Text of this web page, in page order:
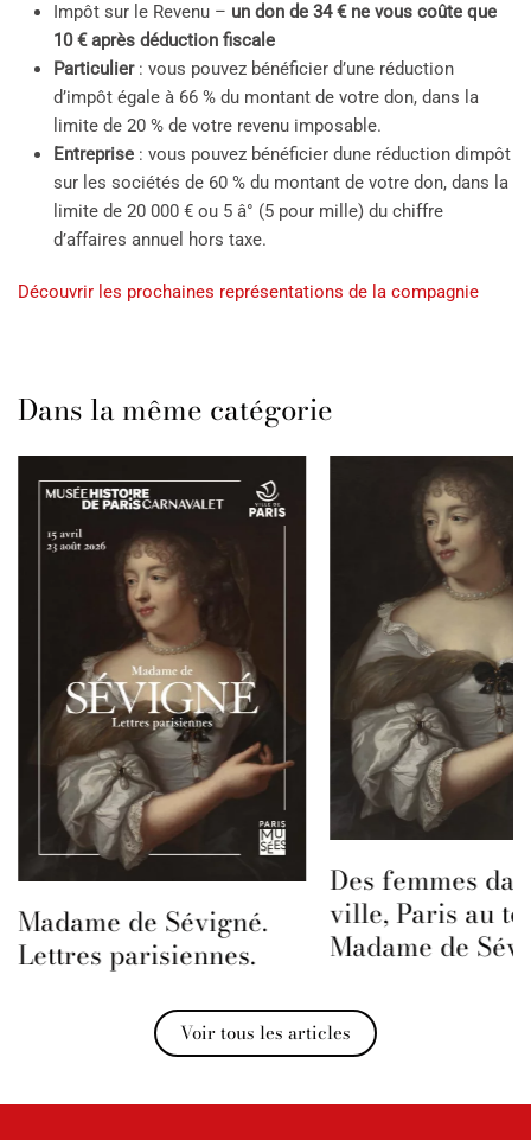
Impôt sur le Revenu – un don de 34 € ne vous coûte que
10 € après déduction fiscale
Particulier : vous pouvez bénéficier d’une réduction
d’impôt égale à 66 % du montant de votre don, dans la
limite de 20 % de votre revenu imposable.
Entreprise : vous pouvez bénéficier dune réduction dimpôt
sur les sociétés de 60 % du montant de votre don, dans la
limite de 20 000 € ou 5 â° (5 pour mille) du chiffre
d’affaires annuel hors taxe.
Découvrir les prochaines représentations de la compagnie
Dans la même catégorie
Madame de Sévigné.
Lettres parisiennes.
Des femmes
ville, Paris au
Madame de
Voir tous les articles